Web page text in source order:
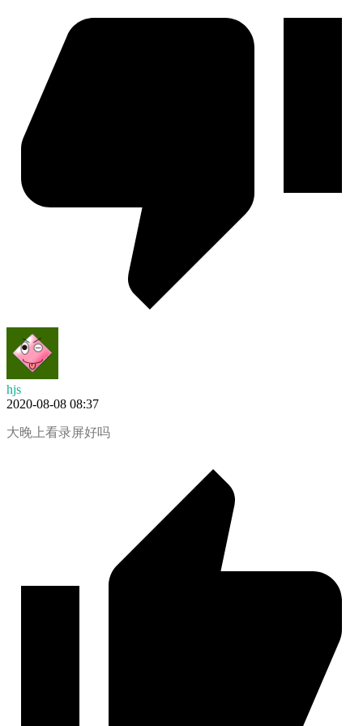
hjs
2020-08-08 08:37
大晚上看录屏好吗